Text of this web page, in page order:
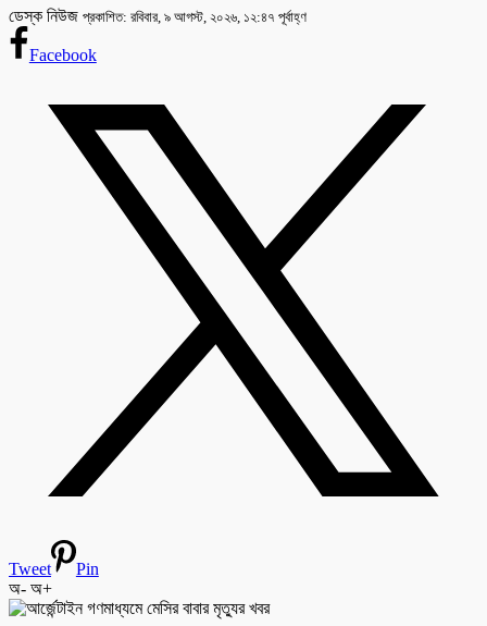
ডেস্ক নিউজ প্রকাশিত: রবিবার, ৯ আগস্ট, ২০২৬, ১২:৪৭ পূর্বাহ্ণ
Facebook
Tweet
Pin
অ- অ+